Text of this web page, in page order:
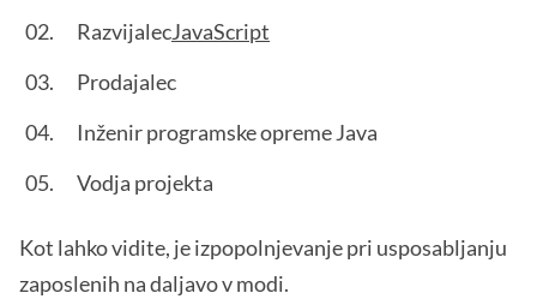
RazvijalecJavaScript
Prodajalec
Inženir programske opreme Java
Vodja projekta
Kot lahko vidite, je izpopolnjevanje pri usposabljanju
zaposlenih na daljavo v modi.